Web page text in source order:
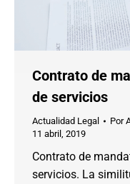
Contrato de
de servicios
Actualidad Legal Por
11 abril, 2019
Contrato de
servicios. La